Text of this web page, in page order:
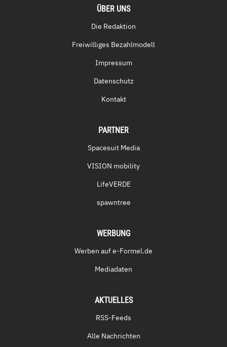
ÜBER UNS
Die Redaktion
Freiwilliges Bezahlmodell
Impressum
Datenschutz
Kontakt
PARTNER
Spacesuit Media
VISION mobility
LifeVERDE
spawntree
WERBUNG
Werben auf e-Formel.de
Mediadaten
AKTUELLES
RSS-Feeds
Alle Nachrichten